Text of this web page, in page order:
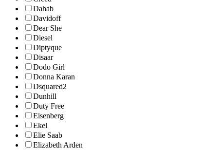
Dahab
Davidoff
Dear She
Diesel
Diptyque
Disaar
Dodo Girl
Donna Karan
Dsquared2
Dunhill
Duty Free
Eisenberg
Ekel
Elie Saab
Elizabeth Arden